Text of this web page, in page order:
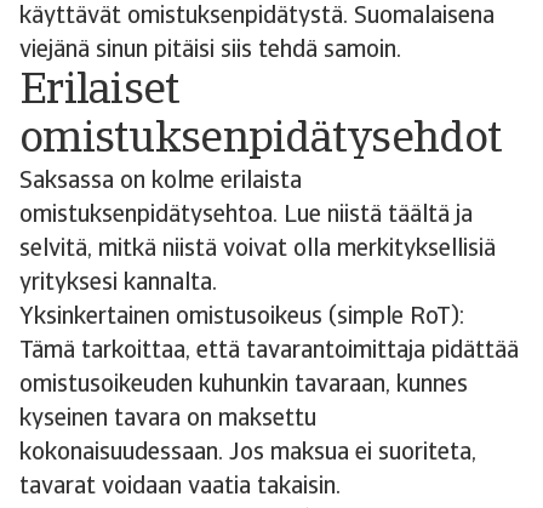
käyttävät omistuksenpidätystä. Suomalaisena
viejänä sinun pitäisi siis tehdä samoin.
Erilaiset
omistuksenpidätysehdot
Saksassa on kolme erilaista
omistuksenpidätysehtoa. Lue niistä täältä ja
selvitä, mitkä niistä voivat olla merkityksellisiä
yrityksesi kannalta.
Yksinkertainen omistusoikeus (simple RoT):
Tämä tarkoittaa, että tavarantoimittaja pidättää
omistusoikeuden kuhunkin tavaraan, kunnes
kyseinen tavara on maksettu
kokonaisuudessaan. Jos maksua ei suoriteta,
tavarat voidaan vaatia takaisin.